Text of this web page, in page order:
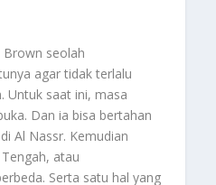
Brown seolah
agar tidak terlalu
Untuk saat ini, masa
Dan ia bisa bertahan
Al Nassr. Kemudian
atau
Serta satu hal yang